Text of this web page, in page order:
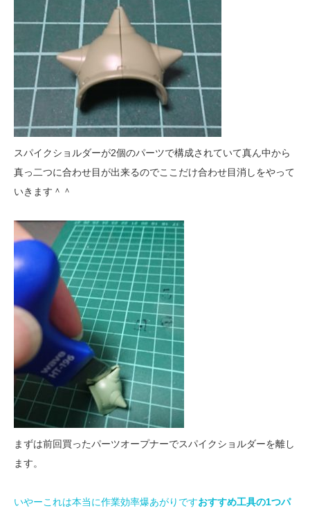
スパイクショルダーが2個のパーツで構成されていて真ん中から
真っ二つに合わせ目が出来るのでここだけ合わせ目消しをやって
いきます＾＾
まずは前回買ったパーツオープナーでスパイクショルダーを離し
ます。
いやーこれは本当に作業効率爆あがりですおすすめ工具の1つパ